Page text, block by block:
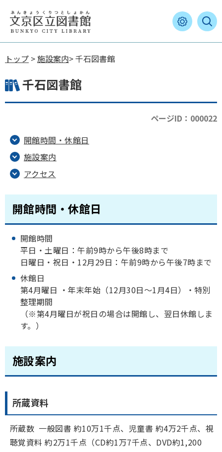
トップ >施設案内> 千石図書館
千石図書館
ページID：000022
開館時間・休館日
施設案内
アクセス
開館時間・休館日
開館時間
平日・土曜日：午前9時から午後8時まで
日曜日・祝日・12月29日：午前9時から午後7時まで
休館日
第4月曜日 ・年末年始（12月30日～1月4日）・特別
整理期間
（※第4月曜日が祝日の場合は開館し、翌日休館しま
す。）
施設案内
所蔵資料
所蔵数 一般図書 約10万1千点、児童書 約4万2千点、視
聴覚資料 約2万1千点（CD約1万7千点、DVD約1,200